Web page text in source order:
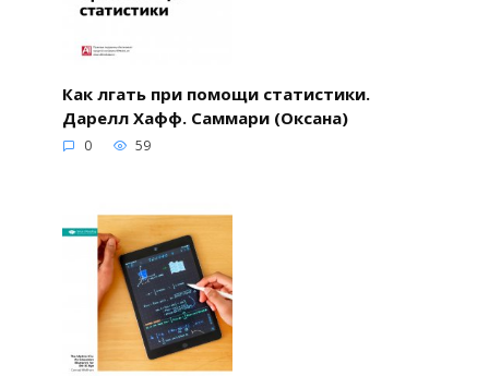
Как лгать при помощи статистики.
Дарелл Хафф. Саммари (Оксана)
0 59